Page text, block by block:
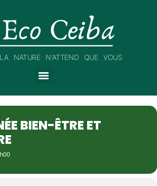
NATURE N'ATTEND QUE VOUS
BIEN-ÊTRE ET